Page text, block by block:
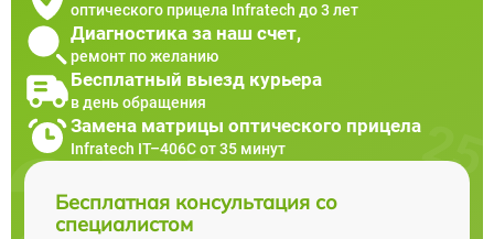
оптического прицела Infratech до 3 лет
Диагностика за наш счет,
ремонт по желанию
Бесплатный выезд курьера
в день обращения
Замена матрицы оптического прицела
Infratech IT–406С от 35 минут
Бесплатная консультация со
специалистом